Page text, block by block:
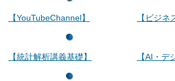
【YouTubeChannel】
【統計解析講義基礎】
【ビジネ
【AI・デ